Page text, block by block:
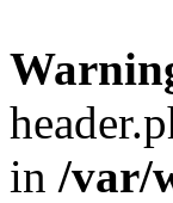
in /var/